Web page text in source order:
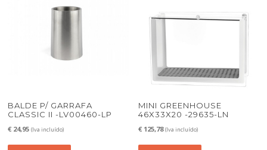
BALDE P/ GARRAFA
CLASSIC II -LV00460-LP
€ 24,95 (Iva incluído)
MINI GREENHOUSE
46X33X20 -29635-LN
€ 125,78 (Iva incluído)